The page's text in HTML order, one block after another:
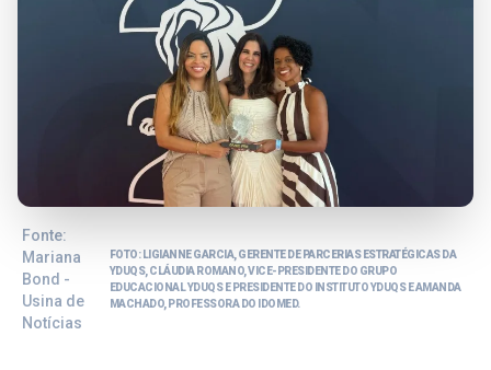
Fonte:
Mariana
Bond -
Usina de
Notícias
FOTO: LIGIANNE GARCIA, GERENTE DE PARCERIAS ESTRATÉGICAS DA
YDUQS, CLÁUDIA ROMANO, VICE-PRESIDENTE DO GRUPO
EDUCACIONAL YDUQS E PRESIDENTE DO INSTITUTO YDUQS E AMANDA
MACHADO, PROFESSORA DO IDOMED.